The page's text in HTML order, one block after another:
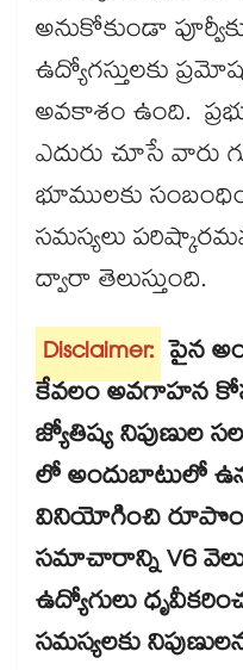
అనుకోకుండా
ఉద్యోగస్తులకు
అవకాశం ఉంది.
ఎదురు చూసే వారు
భూములకు
సమస్యలు
ద్వారా తెలుస్తుంది.
Disclaimer: పైన
కేవలం అవగాహన
జ్యోతిష్య నిపుణుల
లో అందుబాటులో
వినియోగించి
సమాచారాన్ని V6
ఉద్యోగులు
సమస్యలకు